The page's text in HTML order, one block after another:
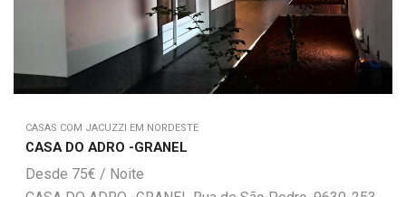
CASAS COM JACUZZI EM NORDESTE
CASA DO ADRO -GRANEL
75€